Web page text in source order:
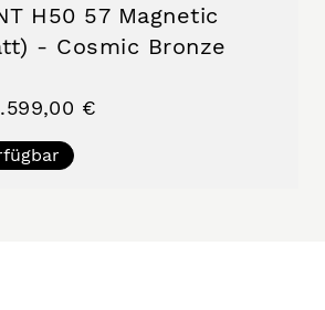
H50 57 Magnetic
- Cosmic Bronze
€